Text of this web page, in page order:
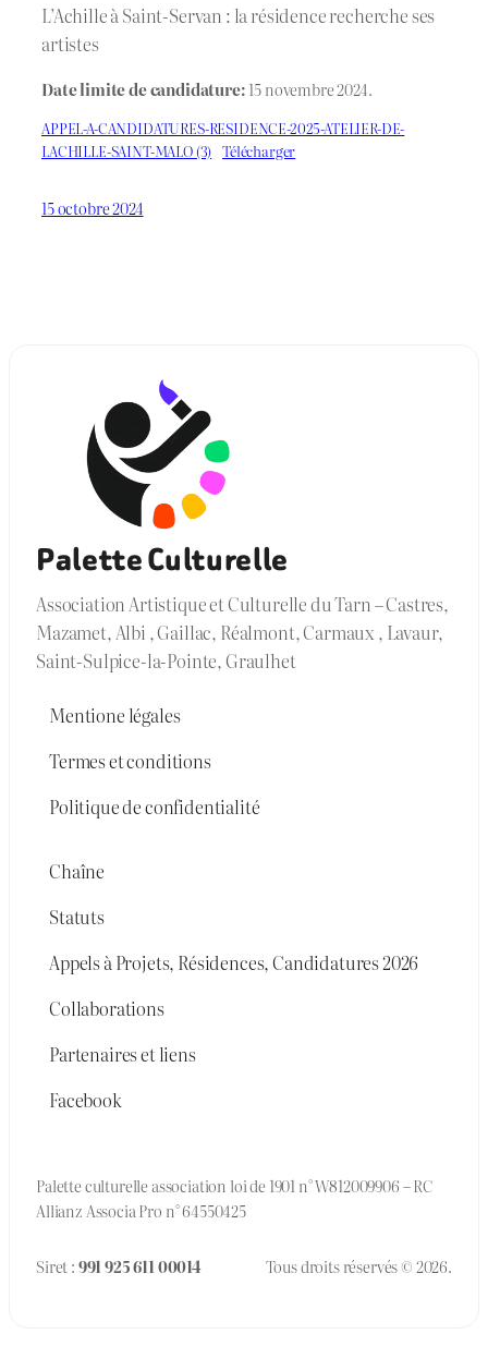
L’Achille à Saint-Servan : la résidence recherche ses
artistes
Date limite de candidature:15 novembre 2024.
APPEL-A-CANDIDATURES-RESIDENCE-2025-ATELIER-DE-
LACHILLE-SAINT-MALO (3) Télécharger
15 octobre 2024
Palette Culturelle
Association Artistique et Culturelle du Tarn – Castres,
Mazamet, Albi , Gaillac, Réalmont, Carmaux , Lavaur,
Saint-Sulpice-la-Pointe, Graulhet
Mentione légales
Termes et conditions
Politique de confidentialité
Chaîne
Statuts
Appels à Projets, Résidences, Candidatures 2026
Collaborations
Partenaires et liens
Facebook
Palette culturelle association loi de 1901 n° W812009906 – RC
Allianz Associa Pro n° 64550425
Siret :991 925 611 00014 Tous droits réservés © 2026.